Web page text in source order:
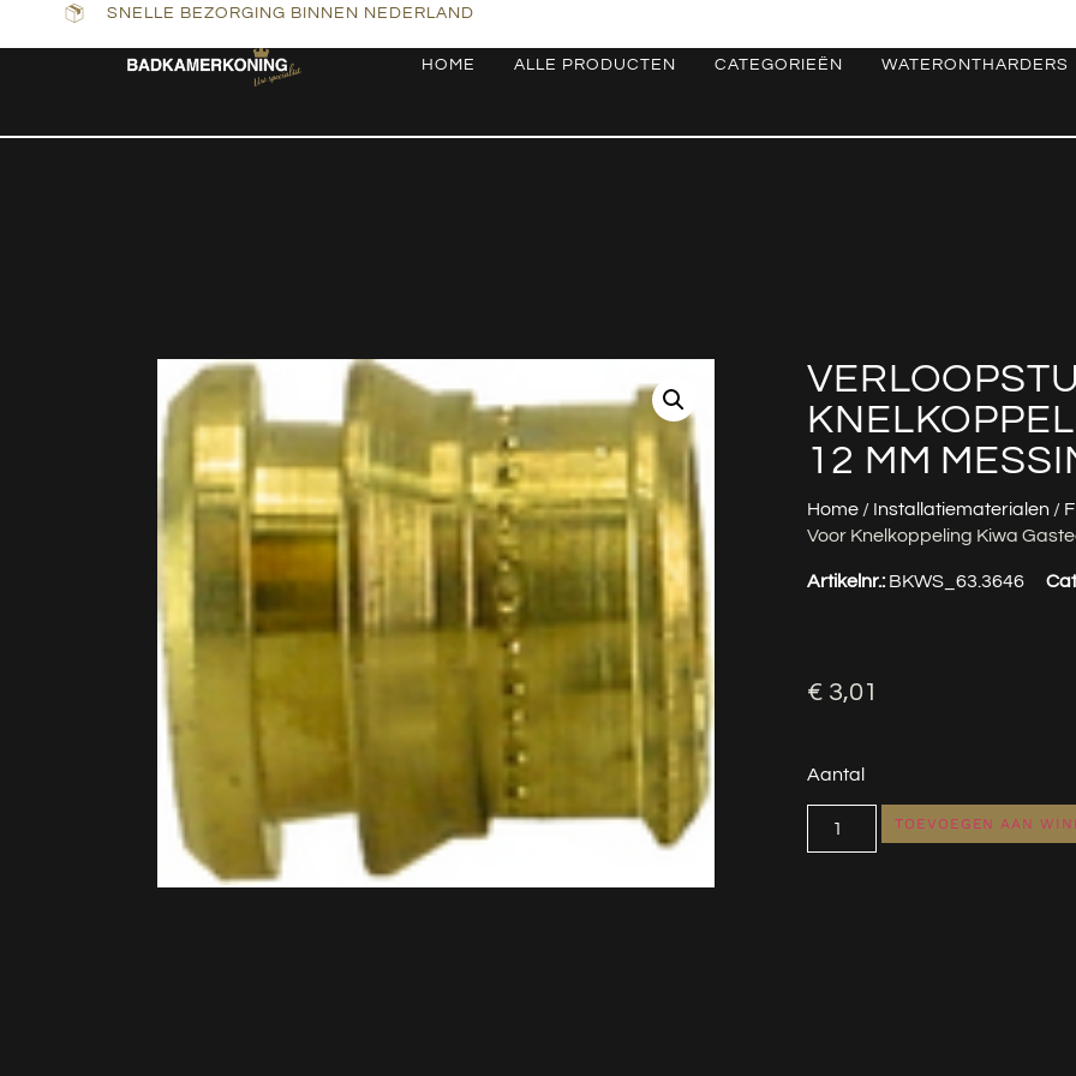
SNELLE BEZORGING BINNEN NEDERLAND
HOME ALLE PRODUCTEN CATEGORIEËN WATERONTHARDERS
12 MM
Home / Installatiematerialen /
Voor Knelkoppeling Kiwa
Artikelnr.: BKWS_63.3646
€ 3,01
Aantal
TOEVOEGEN AAN